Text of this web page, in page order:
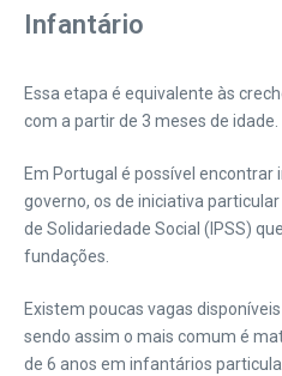
Infantário
Essa etapa é equivalente às
com a partir de 3 meses de idade.
Em Portugal é possível
governo, os de iniciativa
de Solidariedade Social (IPSS)
fundações.
Existem poucas vagas
sendo assim o mais comum é
de 6 anos em infantários